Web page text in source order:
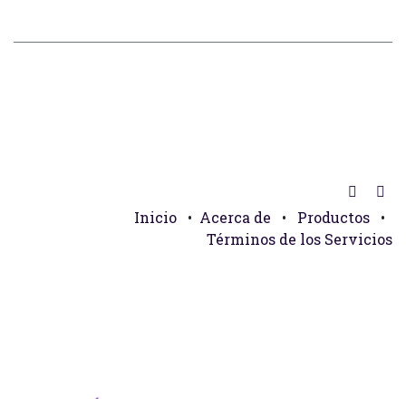
Inicio • Acerca de • Productos
•
Términos de los Servicios